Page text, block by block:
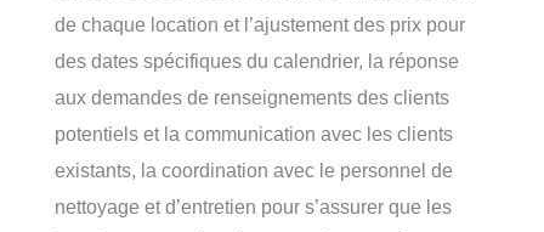
de chaque location et l’ajustement des prix pour
des dates spécifiques du calendrier, la réponse
aux demandes de renseignements des clients
potentiels et la communication avec les clients
existants, la coordination avec le personnel de
nettoyage et d’entretien pour s’assurer que les